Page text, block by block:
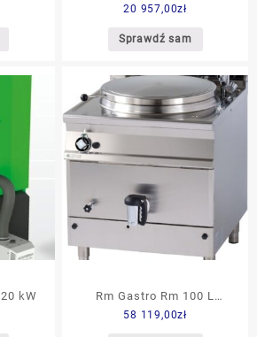
prawy
20 957,00zł
Sprawdź sam
kW
Rm Gastro Rm 100 L
Pia100A 98 28711
58 119,00zł